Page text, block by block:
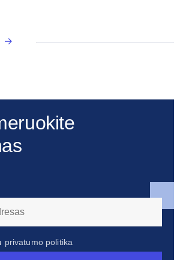
privatumo politika